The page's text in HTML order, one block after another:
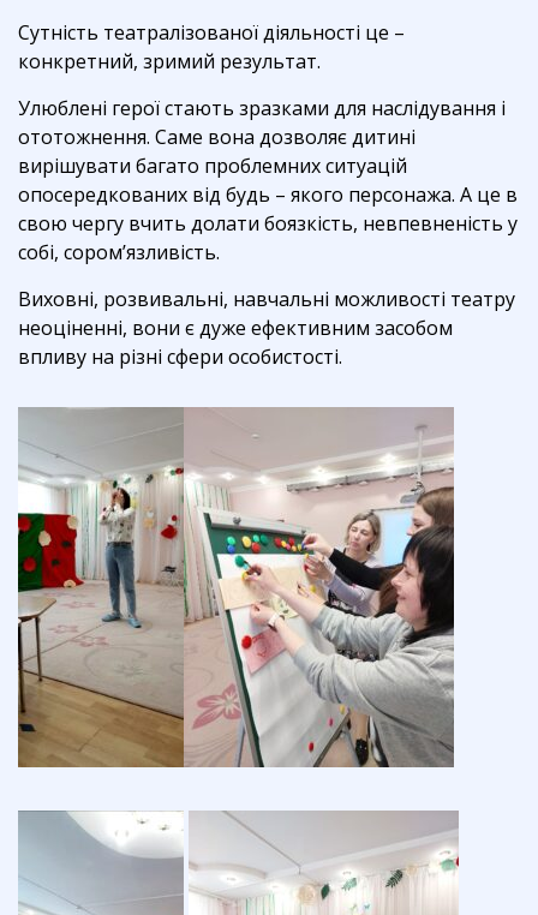
Сутність театралізованої діяльності це –
конкретний, зримий результат.
Улюблені герої стають зразками для наслідування і
ототожнення. Саме вона дозволяє дитині
вирішувати багато проблемних ситуацій
опосередкованих від будь – якого персонажа. А це в
свою чергу вчить долати боязкість, невпевненість у
собі, сором’язливість.
Виховні, розвивальні, навчальні можливості театру
неоціненні, вони є дуже ефективним засобом
впливу на різні сфери особистості.